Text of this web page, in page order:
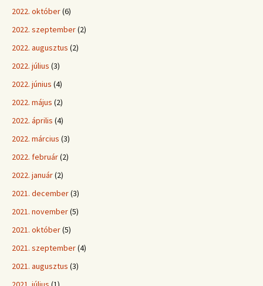
2022. október(6)
2022. szeptember(2)
2022. augusztus (2)
2022. július (3)
2022. június (4)
2022. május (2)
2022. április (4)
2022. március (3)
2022. február(2)
2022. január(2)
2021. december(3)
2021. november(5)
2021. október(5)
2021. szeptember(4)
2021. augusztus (3)